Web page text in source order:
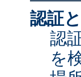
認証
認
を